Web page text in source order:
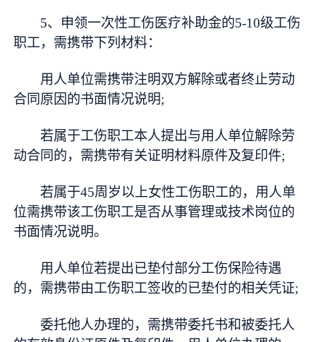
5、申领一次性工伤医疗补助金的5-10级工伤
职工，需携带下列材料：
用人单位需携带注明双方解除或者终止劳动
合同原因的书面情况说明;
若属于工伤职工本人提出与用人单位解除劳
动合同的，需携带有关证明材料原件及复印件;
若属于45周岁以上女性工伤职工的，用人单
位需携带该工伤职工是否从事管理或技术岗位的
书面情况说明。
用人单位若提出已垫付部分工伤保险待遇
的，需携带由工伤职工签收的已垫付的相关凭证;
委托他人办理的，需携带委托书和被委托人